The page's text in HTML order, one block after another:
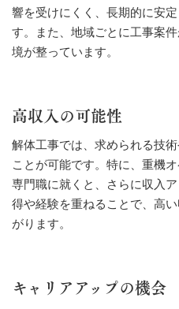
響を受けにくく、長期的に安
す。また、地域ごとに工事案
境が整っています。
高収入の可能性
解体工事では、求められる技
ことが可能です。特に、重機
専門職に就くと、さらに収入
得や経験を重ねることで、高
がります。
キャリアアップの機会